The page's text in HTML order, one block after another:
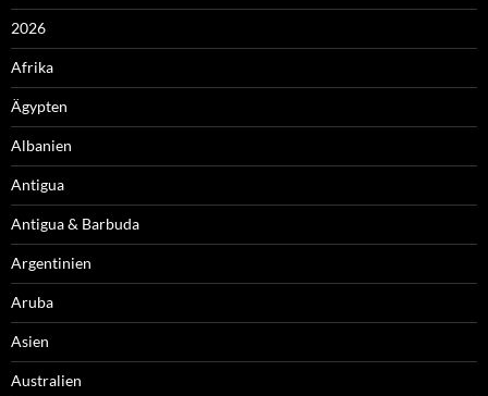
2026
Afrika
Ägypten
Albanien
Antigua
Antigua & Barbuda
Argentinien
Aruba
Asien
Australien